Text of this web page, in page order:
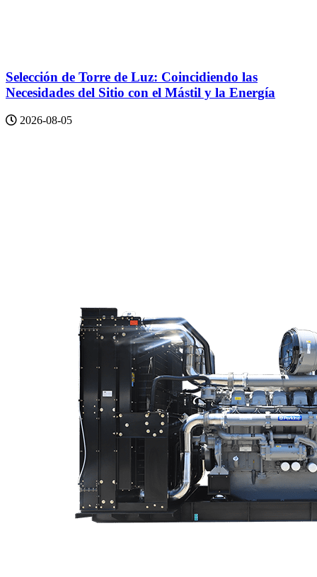
Selección de Torre de Luz: Coincidiendo las
Necesidades del Sitio con el Mástil y la Energía
2026-08-05